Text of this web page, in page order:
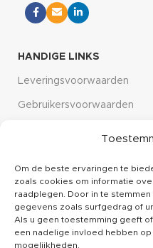
Om de beste ervaringen te
zoals cookies om informatie
raadplegen. Door in te
gegevens zoals surfgedrag of
Als u geen toestemming geeft
een nadelige invloed hebben
mogelijkheden.
HANDIGE LINKS
Leveringsvoorwaarden
Gebruikersvoorwaarden
SOCIALS
Facebook